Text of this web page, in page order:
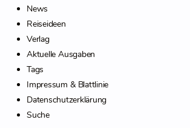
News
Reiseideen
Verlag
Aktuelle Ausgaben
Tags
Impressum & Blattlinie
Datenschutzerklärung
Suche